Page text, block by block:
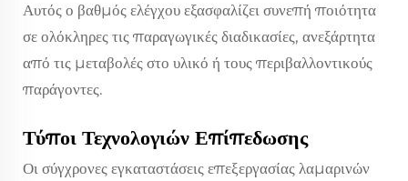
Αυτός ο βαθμός ελέγχου εξασφαλίζει συνεπή ποιότητα
σε ολόκληρες τις παραγωγικές διαδικασίες, ανεξάρτητα
από τις μεταβολές στο υλικό ή τους περιβαλλοντικούς
παράγοντες.
Τύποι Τεχνολογιών Επίπεδωσης
Οι σύγχρονες εγκαταστάσεις επεξεργασίας λαμαρινών